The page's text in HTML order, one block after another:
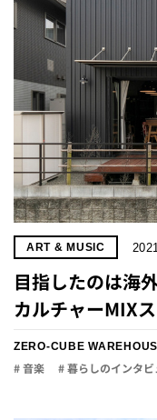
ART & MUSIC
目指したのは海
カルチャーMIX
ZERO-CUBE
# 音楽 # 暮らしのインタビ